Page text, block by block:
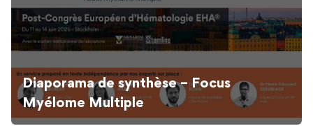
Diaporama de synthèse – Focus
Myélome Multiple